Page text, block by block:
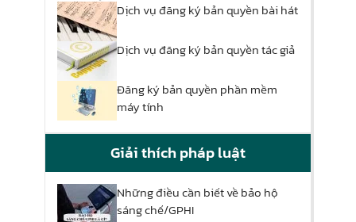
Dịch vụ đăng ký bản quyền bài hát
Dịch vụ đăng ký bản quyền tác giả
Đăng ký bản quyền phần mềm
máy tính
Giải thích pháp luật
Những điều cần biết về bảo hộ
sáng chế/GPHI